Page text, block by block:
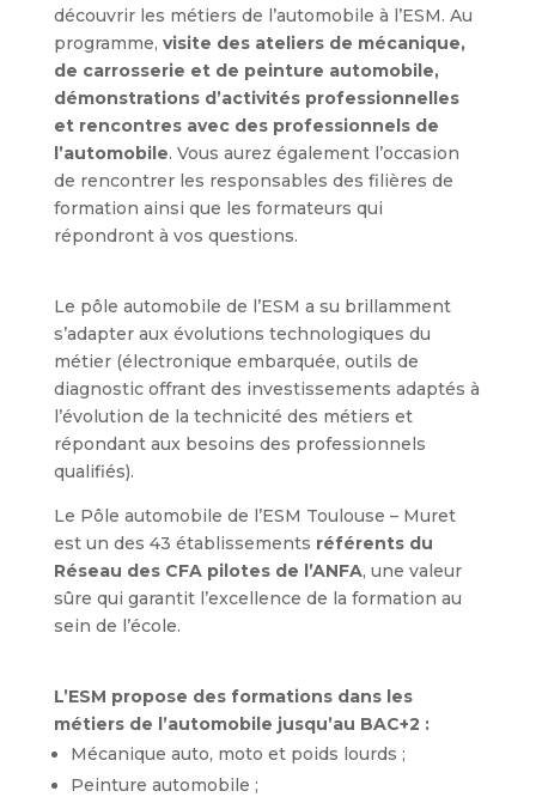
découvrir les métiers de l’automobile à l’ESM. Au
programme, visite des ateliers de mécanique,
de carrosserie et de peinture automobile,
démonstrations d’activités professionnelles
et rencontres avec des professionnels de
l’automobile. Vous aurez également l’occasion
de rencontrer les responsables des filières de
formation ainsi que les formateurs qui
répondront à vos questions.
Le pôle automobile de l’ESM a su brillamment
s’adapter aux évolutions technologiques du
métier (électronique embarquée, outils de
diagnostic offrant des investissements adaptés à
l’évolution de la technicité des métiers et
répondant aux besoins des professionnels
qualifiés).
Le Pôle automobile de l’ESM Toulouse – Muret
est un des 43 établissements référents du
Réseau des CFA pilotes de l’ANFA, une valeur
sûre qui garantit l’excellence de la formation au
sein de l’école.
L’ESM propose des formations dans les
métiers de l’automobile jusqu’au BAC+2 :
Mécanique auto, moto et poids lourds ;
Peinture automobile ;